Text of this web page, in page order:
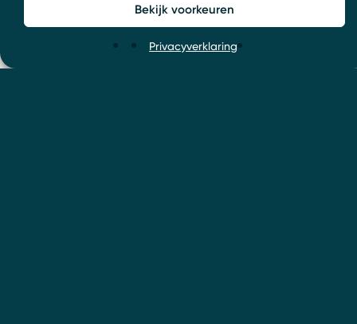
Bekijk voorkeuren
Privacyverklaring